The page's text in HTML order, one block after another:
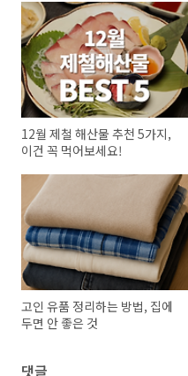
12월 제철 해산물 추천 5가지,
이건 꼭 먹어보세요!
고인 유품 정리하는 방법, 집에
두면 안 좋은 것
댓글